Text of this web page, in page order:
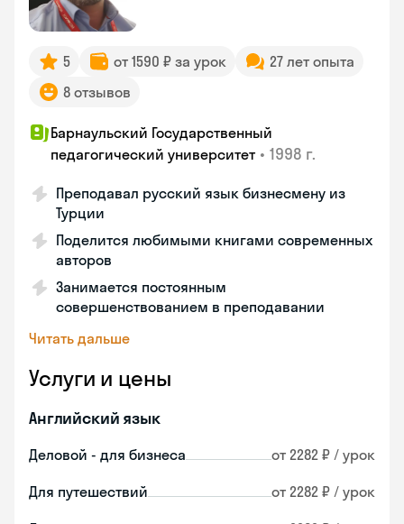
5 от 1590 ₽ за урок
27 лет опыта
8 отзывов
Барнаульский Государственный
педагогический университет • 1998 г.
Преподавал русский язык бизнесмену из
Турции
Поделится любимыми книгами современных
авторов
Занимается постоянным
совершенствованием в преподавании
Читать дальше
Услуги и цены
Английский язык
Деловой - для бизнеса от 2282 ₽ / урок
Для путешествий от 2282 ₽ / урок